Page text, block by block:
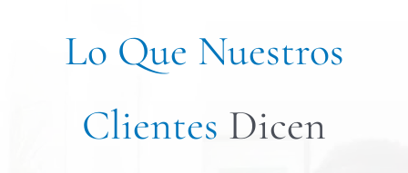
Lo Que Nuestros
Clientes Dicen